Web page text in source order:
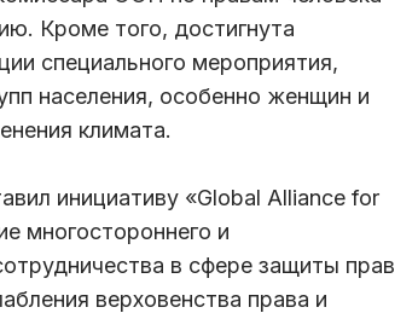
Кроме того, достигнута
специального мероприятия,
населения, особенно женщин и
климата.
инициативу «Global Alliance for
многостороннего и
в сфере защиты прав
верховенства права и